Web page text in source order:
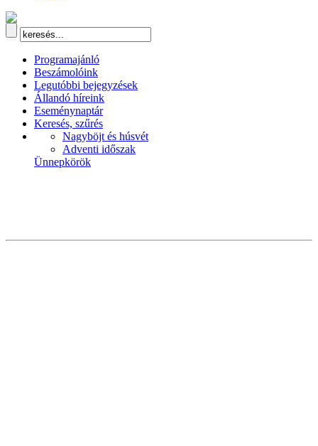
Programajánló
Beszámolóink
Legutóbbi bejegyzések
Állandó híreink
Eseménynaptár
Keresés, szűrés
Nagyböjt és húsvét
Adventi időszak
Ünnepkörök